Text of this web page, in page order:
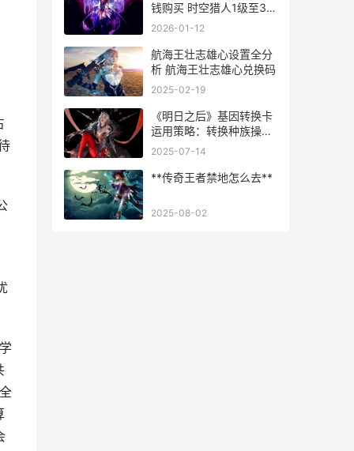
钱购买 时空猎人1级至30
级装备
2026-01-12
航海王壮志雄心设置全分
析 航海王壮志雄心兑换码
2025-02-19
《明日之后》基因转换卡
运用策略：转换种族操作
指导 明日之后基建是什么
2025-07-14
**传奇王者禁地怎么去**
2025-08-02